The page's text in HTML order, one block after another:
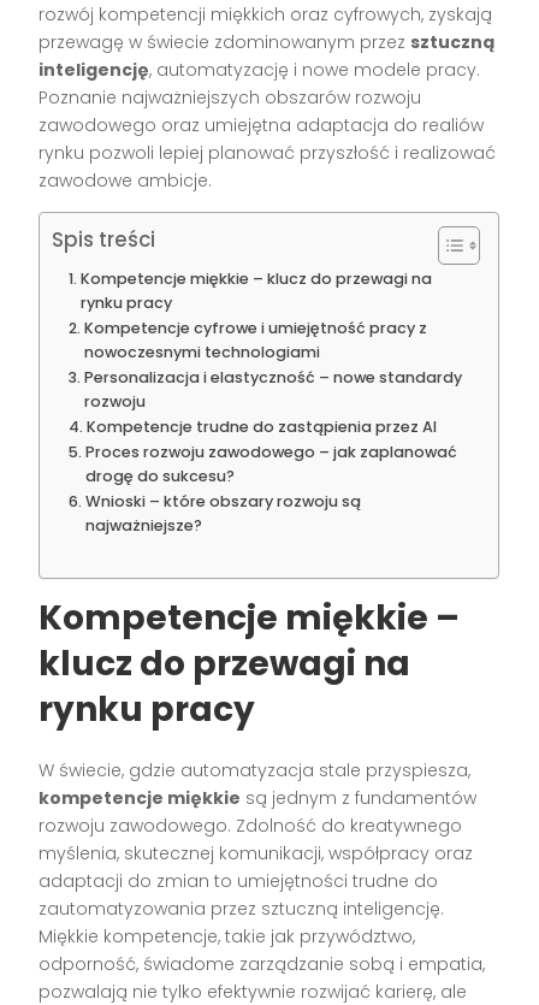
rozwój kompetencji miękkich oraz cyfrowych, zyskają
przewagę w świecie zdominowanym przez sztuczną
inteligencję, automatyzację i nowe modele pracy.
Poznanie najważniejszych obszarów rozwoju
zawodowego oraz umiejętna adaptacja do realiów
rynku pozwoli lepiej planować przyszłość i realizować
zawodowe ambicje.
Spis treści
Kompetencje miękkie – klucz do przewagi na
rynku pracy
Kompetencje cyfrowe i umiejętność pracy z
nowoczesnymi technologiami
Personalizacja i elastyczność – nowe standardy
rozwoju
Kompetencje trudne do zastąpienia przez AI
Proces rozwoju zawodowego – jak zaplanować
drogę do sukcesu?
Wnioski – które obszary rozwoju są
najważniejsze?
Kompetencje miękkie –
klucz do przewagi na
rynku pracy
W świecie, gdzie automatyzacja stale przyspiesza,
kompetencje miękkie są jednym z fundamentów
rozwoju zawodowego. Zdolność do kreatywnego
myślenia, skutecznej komunikacji, współpracy oraz
adaptacji do zmian to umiejętności trudne do
zautomatyzowania przez sztuczną inteligencję.
Miękkie kompetencje, takie jak przywództwo,
odporność, świadome zarządzanie sobą i empatia,
pozwalają nie tylko efektywnie rozwijać karierę, ale